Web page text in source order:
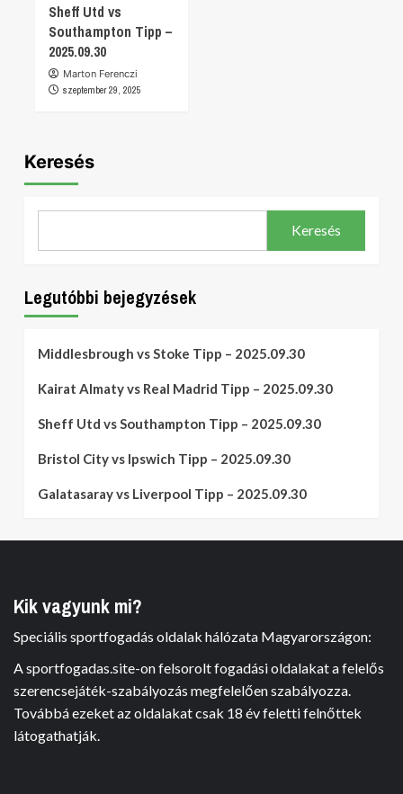
Sheff Utd vs
Southampton Tipp –
2025.09.30
Marton Ferenczi
szeptember 29, 2025
Keresés
Keresés
Legutóbbi bejegyzések
Middlesbrough vs Stoke Tipp – 2025.09.30
Kairat Almaty vs Real Madrid Tipp – 2025.09.30
Sheff Utd vs Southampton Tipp – 2025.09.30
Bristol City vs Ipswich Tipp – 2025.09.30
Galatasaray vs Liverpool Tipp – 2025.09.30
Kik vagyunk mi?
Speciális sportfogadás oldalak hálózata Magyarországon:
A sportfogadas.site-on felsorolt fogadási oldalakat a felelős
szerencsejáték-szabályozás megfelelően szabályozza.
Továbbá ezeket az oldalakat csak 18 év feletti felnőttek
látogathatják.